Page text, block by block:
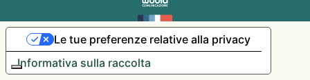
Informativa sulla raccolta
Le tue preferenze relative alla privacy